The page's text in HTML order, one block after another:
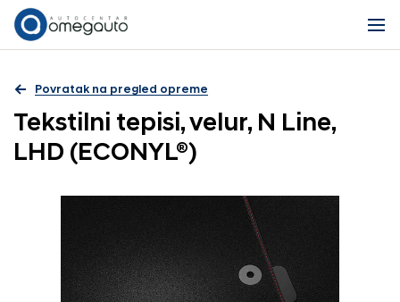
Povratak na pregled opreme
Tekstilni tepisi, velur, N Line,
LHD (ECONYL®)